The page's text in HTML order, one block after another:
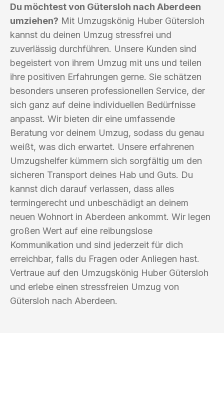
Du möchtest von Gütersloh nach Aberdeen
umziehen? Mit Umzugskönig Huber Gütersloh
kannst du deinen Umzug stressfrei und
zuverlässig durchführen. Unsere Kunden sind
begeistert von ihrem Umzug mit uns und teilen
ihre positiven Erfahrungen gerne. Sie schätzen
besonders unseren professionellen Service, der
sich ganz auf deine individuellen Bedürfnisse
anpasst. Wir bieten dir eine umfassende
Beratung vor deinem Umzug, sodass du genau
weißt, was dich erwartet. Unsere erfahrenen
Umzugshelfer kümmern sich sorgfältig um den
sicheren Transport deines Hab und Guts. Du
kannst dich darauf verlassen, dass alles
termingerecht und unbeschädigt an deinem
neuen Wohnort in Aberdeen ankommt. Wir legen
großen Wert auf eine reibungslose
Kommunikation und sind jederzeit für dich
erreichbar, falls du Fragen oder Anliegen hast.
Vertraue auf den Umzugskönig Huber Gütersloh
und erlebe einen stressfreien Umzug von
Gütersloh nach Aberdeen.